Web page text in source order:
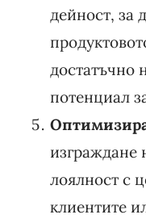
дейност, за
достатъчно
потенциал
изграждане
лоялност с
клиентите